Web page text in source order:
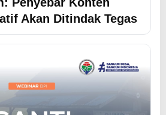
Akan Ditindak Tegas